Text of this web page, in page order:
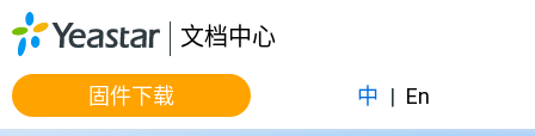
跳转到主要内容
文档中心
固件下载 中 | En